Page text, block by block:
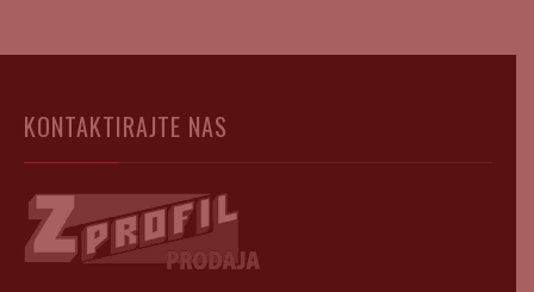
KONTAKTIRAJTE NAS